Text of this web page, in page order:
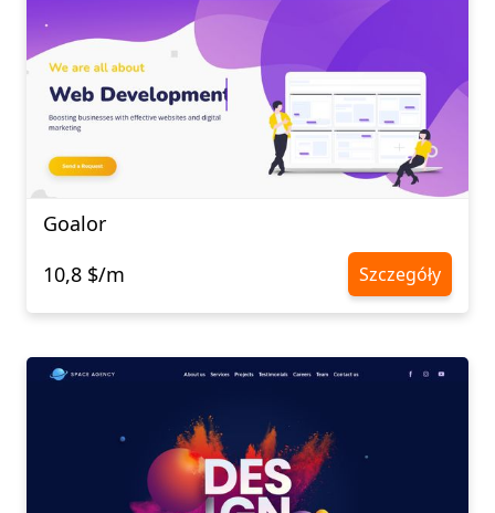
Goalor
10,8 $/m
Szczegóły